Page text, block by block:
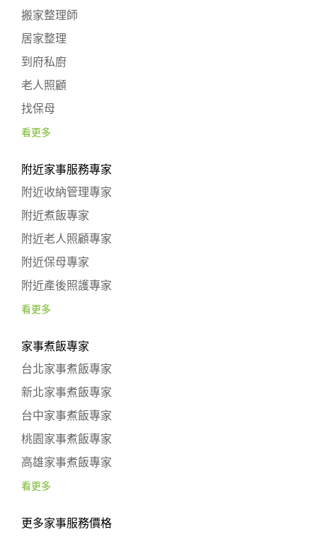
搬家整理師
居家整理
到府私廚
老人照顧
找保母
看更多
附近家事服務專家
附近收納管理專家
附近煮飯專家
附近老人照顧專家
附近保母專家
附近產後照護專家
看更多
家事煮飯專家
台北家事煮飯專家
新北家事煮飯專家
台中家事煮飯專家
桃園家事煮飯專家
高雄家事煮飯專家
看更多
更多家事服務價格